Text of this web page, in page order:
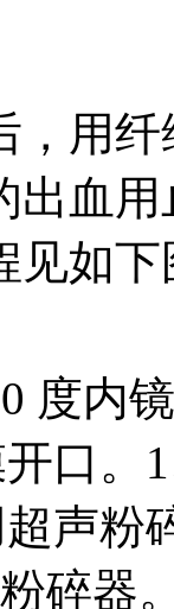
，用
出血
见如
度内
口。
声粉
碎器